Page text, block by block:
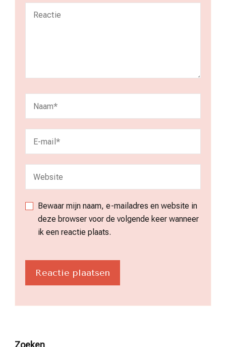
Bewaar mijn naam, e-mailadres en website in
deze browser voor de volgende keer wanneer
ik een reactie plaats.
Zoeken